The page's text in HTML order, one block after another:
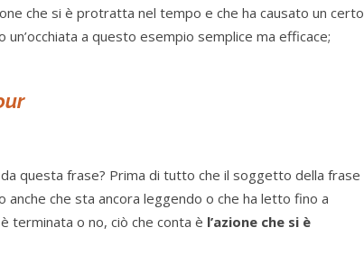
che si è protratta nel tempo e che ha causato un certo
a questo esempio semplice ma efficace;
questa frase? Prima di tutto che il soggetto della frase
anche che sta ancora leggendo o che ha letto fino a
terminata o no, ciò che conta è l’azione che si è